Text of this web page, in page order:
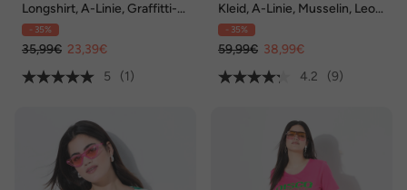
Longshirt, A-Linie, Graffitti-
Motiv, Fransen-Zipfelsaum
- 35%
35,99€ 23,39€
5
(1)
Kleid, A-Linie, Musselin, Leo-
Muster, Volants
- 35%
59,99€ 38,99€
4.2
(9)